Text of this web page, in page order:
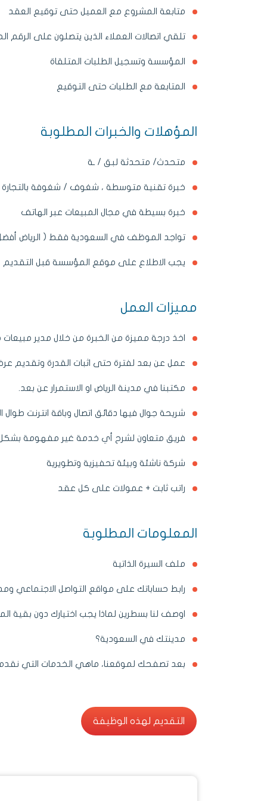
متابعة المشروع مع العميل حتى توقيع العقد
تلقي اتصالات العملاء الذين يتصلون على الرقم
المؤسسة وتسجيل الطلبات المتلقاة
المتابعة مع الطلبات حتى التوقيع
المؤهلات والخبرات المطلوبة
متحدث/ متحدثة لبق / ـة
خبرة تقنية متوسطة ، شغوف / شغوفة بالتجارة
خبرة بسيطة في مجال المبيعات عبر الهاتف
تواجد الموظف في السعودية فقط ( الرياض
يجب الاطلاع على موقع المؤسسة قبل التقديم
مميزات العمل
اخذ درجة مميزة من الخبرة من خلال مدير مبيعات
عمل عن بعد لفترة حتى اثبات القدرة
مكتبنا في مدينة الرياض او الاستمرار عن بعد.
شريحة جوال فيها دقائق اتصال وباقة انترنت طوال
فريق متعاون لشرح أي خدمة غير مفهومة
شركة ناشئة وبيئة تحفيزية وتطويرية
راتب ثابت + عمولات على كل عقد
المعلومات المطلوبة
ملف السيرة الذاتية
رابط حساباتك على مواقع التواصل الاجتماعي
اوصف لنا بسطرين لماذا يجب اختيارك دون بقية
مدينتك في السعودية؟
بعد تصفحك لموقعنا، ماهي الخدمات التي
التقديم لهذه الوظيفة
التقديم لهذه الوظيفة